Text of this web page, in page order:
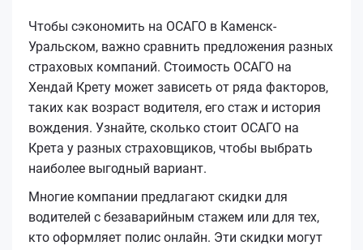
Чтобы сэкономить на ОСАГО в Каменск-
Уральском, важно сравнить предложения разных
страховых компаний. Стоимость ОСАГО на
Хендай Крету может зависеть от ряда факторов,
таких как возраст водителя, его стаж и история
вождения. Узнайте, сколько стоит ОСАГО на
Крета у разных страховщиков, чтобы выбрать
наиболее выгодный вариант.
Многие компании предлагают скидки для
водителей с безаварийным стажем или для тех,
кто оформляет полис онлайн. Эти скидки могут